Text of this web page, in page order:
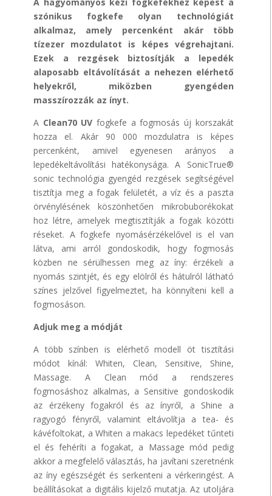
szónikus fogkefe olyan technológiát
alkalmaz, amely percenként akár több
tízezer mozdulatot is képes végrehajtani.
Ezek a rezgések biztosítják a lepedék
alaposabb eltávolítását a nehezen elérhető
helyekről, miközben gyengéden
masszírozzák az ínyt.
A Clean70 UV fogkefe a fogmosás új korszakát
hozza el. Akár 90 000 mozdulatra is képes
percenként, amivel egyenesen arányos a
lepedékeltávolítási hatékonysága. A SonicTrue®
sonic technológia gyengéd rezgések segítségével
tisztítja meg a fogak felületét, a víz és a paszta
örvénylésének köszönhetően mikrobuborékokat
hoz létre, amelyek megtisztítják a fogak közötti
réseket. A fogkefe nyomásérzékelővel is el van
látva, ami arról gondoskodik, hogy fogmosás
közben ne sérülhessen meg az íny: érzékeli a
nyomás szintjét, és egy elölről és hátulról látható
színes jelzővel figyelmeztet, ha könnyíteni kell a
fogmosáson.
Adjuk meg a módját
A több színben is elérhető modell öt tisztítási
módot kínál: Whiten, Clean, Sensitive, Shine,
Massage. A Clean mód a rendszeres
fogmosáshoz alkalmas, a Sensitive gondoskodik
az érzékeny fogakról és az ínyről, a Shine a
ragyogó fényről, valamint eltávolítja a tea- és
kávéfoltokat, a Whiten a makacs lepedéket tűnteti
el és fehéríti a fogakat, a Massage mód pedig
akkor a megfelelő választás, ha javítani szeretnénk
az íny egészségét és serkenteni a vérkeringést. A
beállításokat a digitális kijelző mutatja. Az utoljára